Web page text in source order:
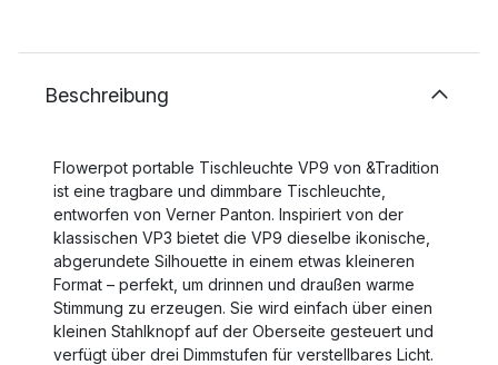
Beschreibung
Flowerpot portable Tischleuchte VP9 von &Tradition
ist eine tragbare und dimmbare Tischleuchte,
entworfen von Verner Panton. Inspiriert von der
klassischen VP3 bietet die VP9 dieselbe ikonische,
abgerundete Silhouette in einem etwas kleineren
Format – perfekt, um drinnen und draußen warme
Stimmung zu erzeugen. Sie wird einfach über einen
kleinen Stahlknopf auf der Oberseite gesteuert und
verfügt über drei Dimmstufen für verstellbares Licht.